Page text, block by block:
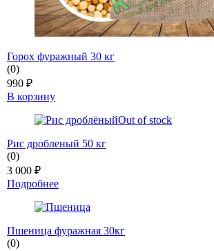
Горох фуражный 30 кг
(0)
990 ₽
В корзину
Out of stock
Рис дробленый 50 кг
(0)
3 000 ₽
Подробнее
Пшеница фуражная 30кг
(0)